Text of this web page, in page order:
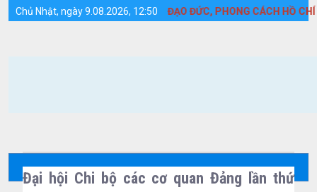
Chi tiết tin tức - Huyện Cồn Cỏ
Chủ Nhật, ngày 9.08.2026, 12:50
LÀM THEO TƯ TƯỞNG, ĐẠO ĐỨC, PHONG CÁCH HỒ CHÍ MINH
Đại hội Chi bộ các cơ quan Đảng lần thứ